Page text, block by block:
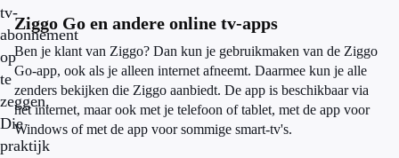
tv-
abonnement
op
te
zeggen.
Die
praktijk
Ziggo Go en andere online tv-apps
Ben je klant van Ziggo? Dan kun je gebruikmaken van de Ziggo
Go-app, ook als je alleen internet afneemt. Daarmee kun je alle
zenders bekijken die Ziggo aanbiedt. De app is beschikbaar via
het internet, maar ook met je telefoon of tablet, met de app voor
Windows of met de app voor sommige smart-tv's.